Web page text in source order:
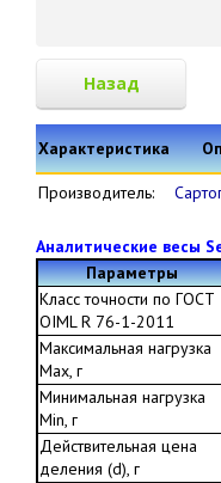
Назад
Характеристика
Производитель:
Аналитические весы
Параметры
Класс точности по ГОСТ
OIML R 76-1-2011
Максимальная нагрузка
Max, г
Минимальная нагрузка
Min, г
Действительная цена
деления (d), г